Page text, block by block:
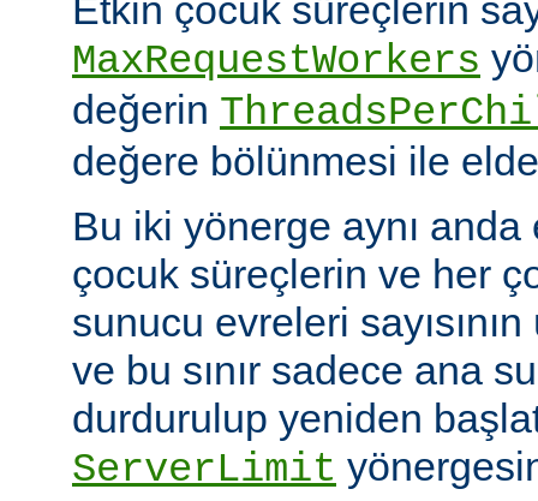
Etkin çocuk süreçlerin
MaxRequestWorkers
değerin
değere bölünmesi ile
Bu iki yönerge aynı
çocuk süreçlerin ve her
sunucu evreleri sayısının
ve bu sınır sadece ana
durdurulup yeniden
ServerLimit